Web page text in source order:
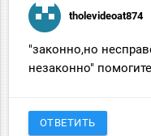
tholevideoat874
"законно,но
незаконно"
ОТВЕТИТЬ